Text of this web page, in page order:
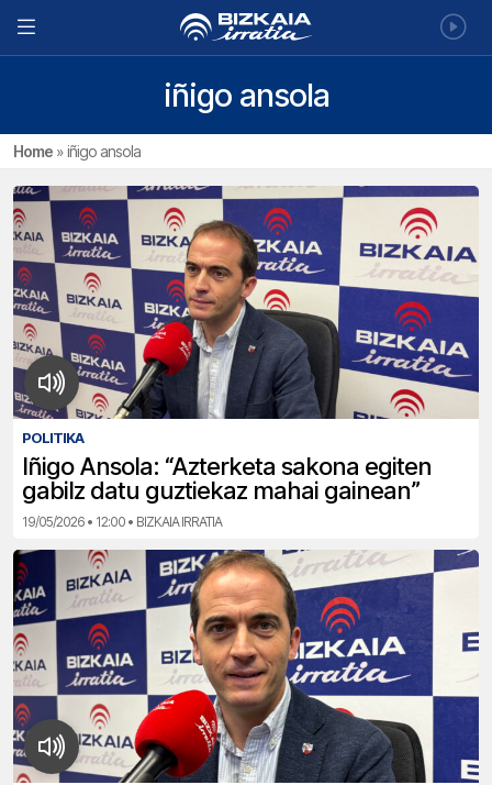
iñigo ansola
Home »iñigo ansola
POLITIKA
Iñigo Ansola: “Azterketa sakona egiten
gabilz datu guztiekaz mahai gainean”
19/05/2026 • 12:00 • BIZKAIA IRRATIA